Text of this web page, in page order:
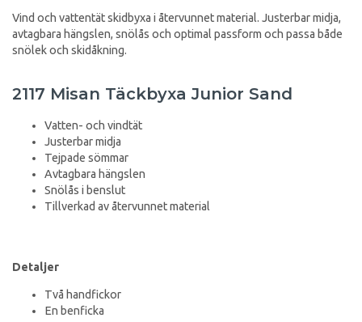
Vind och vattentät skidbyxa i återvunnet material. Justerbar midja,
avtagbara hängslen, snölås och optimal passform och passa både
snölek och skidåkning.
2117 Misan Täckbyxa Junior Sand
Vatten- och vindtät
Justerbar midja
Tejpade sömmar
Avtagbara hängslen
Snölås i benslut
Tillverkad av återvunnet material
Detaljer
Två handfickor
En benficka